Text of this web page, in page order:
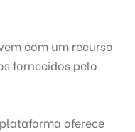
com um recurso
fornecidos pelo
oferece